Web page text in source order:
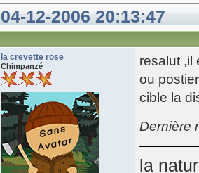
04-12-2006 20:13:47
la crevette rose
Chimpanzé
resalut ,il
ou
cible la
Dernière
la